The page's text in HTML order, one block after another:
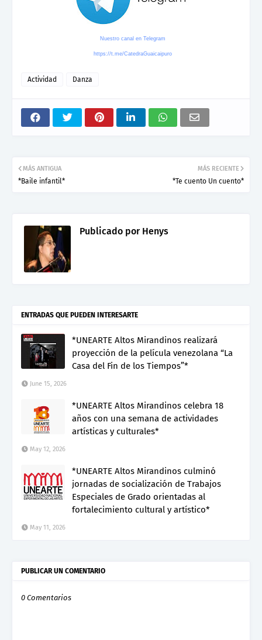
Nuestro canal en Telegram
https://t.me/CatedraGuaicaipuro
Actividad Danza
MÁS RECIENTE
*Te cuento Un cuento*
MÁS ANTIGUA
*Baile infantil*
Publicado porHenys
ENTRADAS QUE PUEDEN INTERESARTE
*UNEARTE Altos Mirandinos realizará
proyección de la película venezolana “La
Casa del Fin de los Tiempos”*
June 15, 2026
*UNEARTE Altos Mirandinos celebra 18
años con una semana de actividades
artísticas y culturales*
May 12, 2026
*UNEARTE Altos Mirandinos culminó
jornadas de socialización de Trabajos
Especiales de Grado orientadas al
fortalecimiento cultural y artístico*
May 11, 2026
PUBLICAR UN COMENTARIO
0 Comentarios